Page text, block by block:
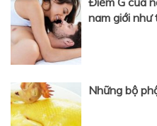
nam giới như
Những bộ